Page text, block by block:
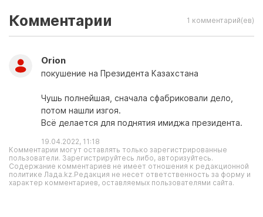
Комментарии 1 комментарий(ев)
Orion
покушение на Президента Казахстана
Чушь полнейшая, сначала сфабриковали дело,
потом нашли изгоя.
Всё делается для поднятия имиджа президента.
19.04.2022, 11:18
Комментарии могут оставлять только зарегистрированные
пользователи. Зарегистрируйтесь либо, авторизуйтесь.
Содержание комментариев не имеет отношения к редакционной
политике Лада.kz.Редакция не несет ответственность за форму и
характер комментариев, оставляемых пользователями сайта.